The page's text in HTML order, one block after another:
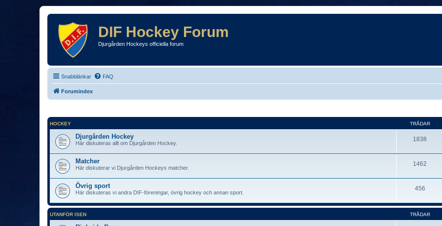
DIF Hockey Forum
Djurgården Hockeys officiella forum
Snabblänkar FAQ
Forumindex
HOCKEY TRÅDAR
Djurgården Hockey
Här diskuteras allt om Djurgården Hockey.
1838
Matcher
Här diskuterar vi Djurgården Hockeys matcher.
1462
Övrig sport
Här diskuteras vi andra DIF-föreningar, övrig hockey och annan sport.
456
UTANFÖR ISEN TRÅDAR